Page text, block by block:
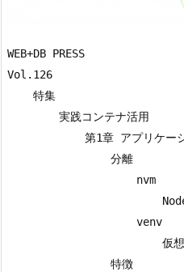
WEB+DB PRESS
Vol.126
    特集
        実践コンテナ活用
第1章 アプリケー
                分離
                    nvm
                    venv
仮想
                特徴